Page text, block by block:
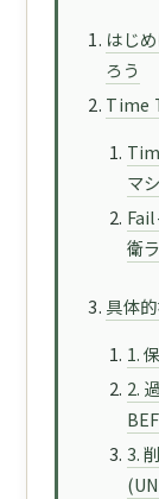
はじ
ろう
Time
マ
衛
具体
1.
2.
3.